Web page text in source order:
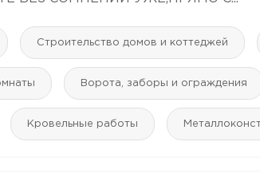
Строительство домов и коттеджей
Ворота, заборы и ограждения
Кровельные работы